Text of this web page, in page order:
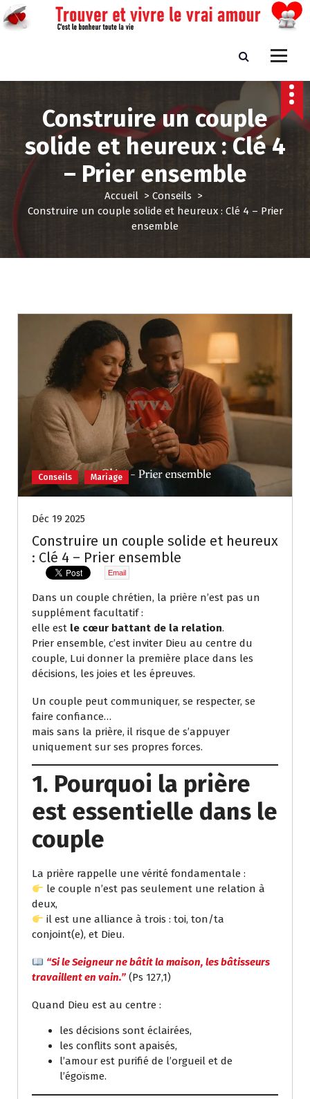
a
Trouver et vivre le vrai amour
Construire un couple
solide et heureux : Clé 4
– Prier ensemble
Accueil > Conseils >
Construire un couple solide et heureux : Clé 4 – Prier
ensemble
Conseils Mariage
Déc 19 2025
Construire un couple solide et heureux
: Clé 4 – Prier ensemble
Email
Dans un couple chrétien, la prière n’est pas un
supplément facultatif :
elle est le cœur battant de la relation.
Prier ensemble, c’est inviter Dieu au centre du
couple, Lui donner la première place dans les
décisions, les joies et les épreuves.
Un couple peut communiquer, se respecter, se
faire confiance…
mais sans la prière, il risque de s’appuyer
uniquement sur ses propres forces.
1. Pourquoi la prière
est essentielle dans le
couple
La prière rappelle une vérité fondamentale :
le couple n’est pas seulement une relation à
deux,
il est une alliance à trois : toi, ton/ta
conjoint(e), et Dieu.
“Si le Seigneur ne bâtit la maison, les bâtisseurs
travaillent en vain.” (Ps 127,1)
Quand Dieu est au centre :
les décisions sont éclairées,
les conflits sont apaisés,
l’amour est purifié de l’orgueil et de
l’égoïsme.